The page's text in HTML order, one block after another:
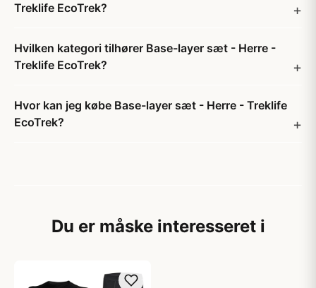
Treklife EcoTrek?
Hvilken kategori tilhører Base-layer sæt - Herre -
Treklife EcoTrek?
Hvor kan jeg købe Base-layer sæt - Herre - Treklife
EcoTrek?
Du er måske interesseret i